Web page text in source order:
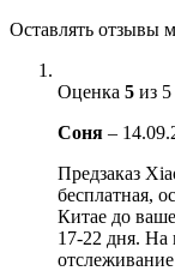
Оставлять отзывы
Оценка 5 из 5
Соня –
Предзаказ
бесплатная,
Китае до
17-22 дня. На